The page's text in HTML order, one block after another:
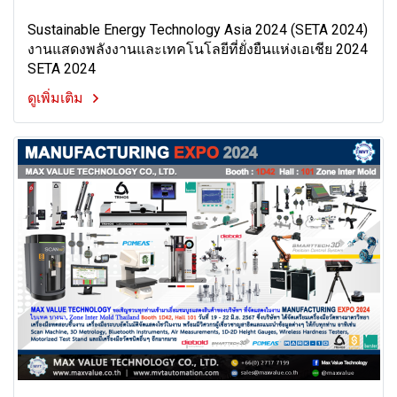
Sustainable Energy Technology Asia 2024 (SETA 2024)
งานแสดงพลังงานและเทคโนโลยีที่ยั่งยืนแห่งเอเชีย 2024
SETA 2024
ดูเพิ่มเติม